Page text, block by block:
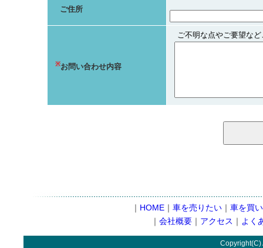
ご住所
※お問い合わせ内容
ご不明な点やご要望など
｜ HOME ｜ 車を売りたい ｜ 車を買
｜ 会社概要 ｜ アクセス ｜ よく
Copyright(C)